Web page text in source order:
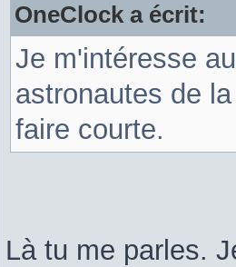
OneClock a écrit:
Je m'intéresse
astronautes de
faire courte.
Là tu me parles.